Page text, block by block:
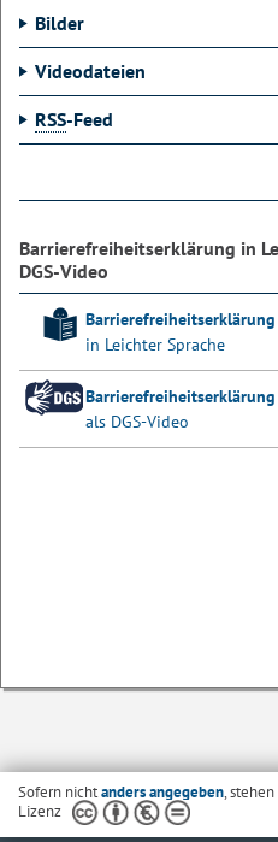
Bilder
Videodateien
RSS-Feed
Barrierefreiheitserklärung in
DGS-Video
Barrierefreiheitserklärung
in Leichter Sprache
Barrierefreiheitserklärung
als DGS-Video
Sofern nichtanders angegeben,
Lizenz